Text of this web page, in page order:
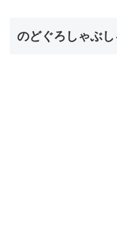
のどぐろしゃぶ